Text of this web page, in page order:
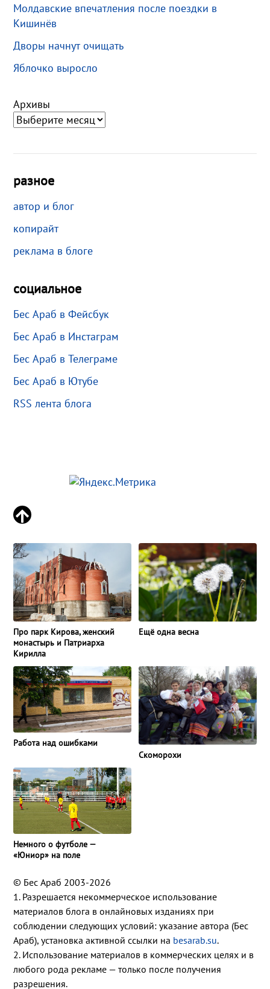
Молдавские впечатления после поездки в
Кишинёв
Дворы начнут очищать
Яблочко выросло
Архивы
разное
автор и блог
копирайт
реклама в блоге
социальное
Бес Араб в Фейсбук
Бес Араб в Инстаграм
Бес Араб в Телеграме
Бес Араб в Ютубе
RSS лента блога
Про парк Кирова, женский
монастырь и Патриарха
Кирилла
Ещё одна весна
Работа над ошибками
Скоморохи
Немного о футболе —
«Юниор» на поле
© Бес Араб 2003-2026
1. Разрешается некоммерческое использование
материалов блога в онлайновых изданиях при
соблюдении следующих условий: указание автора (Бес
Араб), установка активной ссылки на besarab.su.
2. Использование материалов в коммерческих целях и в
любого рода рекламе — только после получения
разрешения.